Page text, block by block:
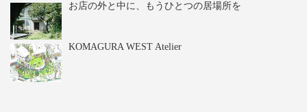
お店の外と中に、もうひとつの居場所を
KOMAGURA WEST Atelier